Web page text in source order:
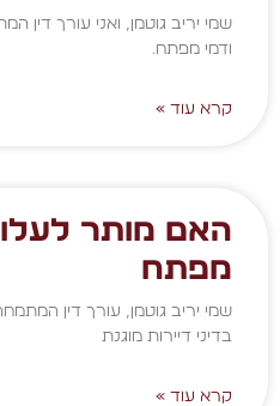
שמי יריב גוטמן, ואני עורך דין
ודמי מפתח.
קרא עוד »
האם מותר
מפתח
שמי יריב גוטמן, עורך דין
בדיני דיירות מוגנת
קרא עוד »